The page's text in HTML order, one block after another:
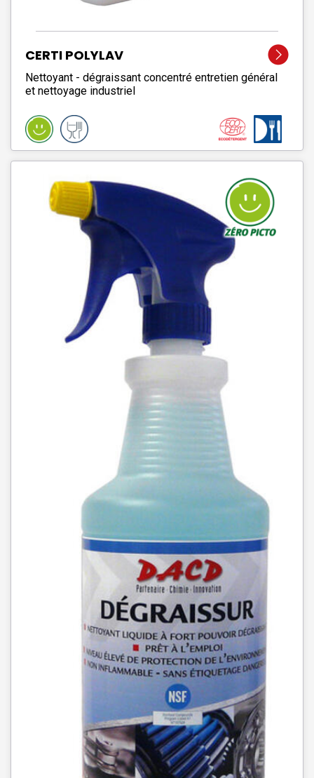
CERTI POLYLAV
Nettoyant - dégraissant concentré entretien général
et nettoyage industriel